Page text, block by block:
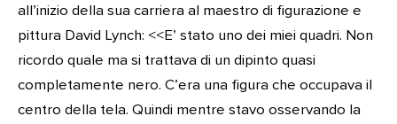
all’inizio della sua carriera al maestro di figurazione e
pittura David Lynch: <<E’ stato uno dei miei quadri. Non
ricordo quale ma si trattava di un dipinto quasi
completamente nero. C’era una figura che occupava il
centro della tela. Quindi mentre stavo osservando la